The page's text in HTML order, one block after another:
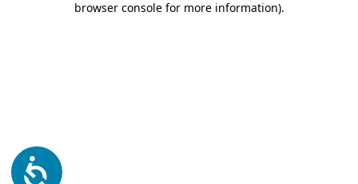
browser console for more information).